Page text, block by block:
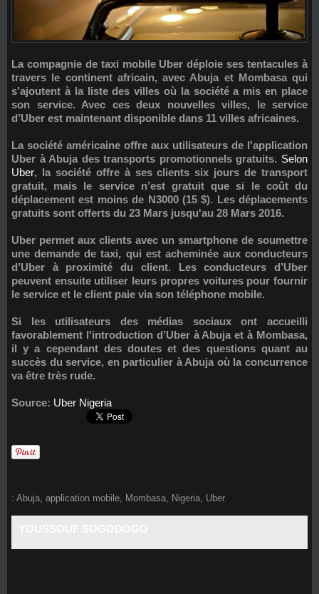
La compagnie de taxi mobile Uber déploie ses tentacules à
travers le continent africain, avec Abuja et Mombasa qui
s’ajoutent à la liste des villes où la société a mis en place
son service. Avec ces deux nouvelles villes, le service
d’Uber est maintenant disponible dans 11 villes africaines.
La société américaine offre aux utilisateurs de l'application
Uber à Abuja des transports promotionnels gratuits. Selon
Uber, la société offre à ses clients six jours de transport
gratuit, mais le service n’est gratuit que si le coût du
déplacement est moins de N3000 (15 $). Les déplacements
gratuits sont offerts du 23 Mars jusqu'au 28 Mars 2016.
Uber permet aux clients avec un smartphone de soumettre
une demande de taxi, qui est acheminée aux conducteurs
d’Uber à proximité du client. Les conducteurs d’Uber
peuvent ensuite utiliser leurs propres voitures pour fournir
le service et le client paie via son téléphone mobile.
Si les utilisateurs des médias sociaux ont accueilli
favorablement l'introduction d’Uber à Abuja et à Mombasa,
il y a cependant des doutes et des questions quant au
succès du service, en particulier à Abuja où la concurrence
va être très rude.
Source: Uber Nigeria
: Abuja, application mobile, Mombasa, Nigeria, Uber